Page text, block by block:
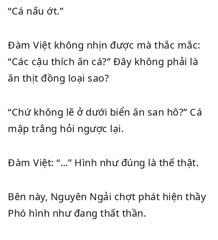
“Cá nấu ớt.”
Đàm Việt không nhịn được mà thắc mắc:
“Các cậu thích ăn cá?” Đây không phải là
ăn thịt đồng loại sao?
“Chứ không lẽ ở dưới biển ăn san hô?” Cá
mập trắng hỏi ngược lại.
Đàm Việt: “…” Hình như đúng là thế thật.
Bên này, Nguyên Ngải chợt phát hiện thầy
Phó hình như đang thất thần.